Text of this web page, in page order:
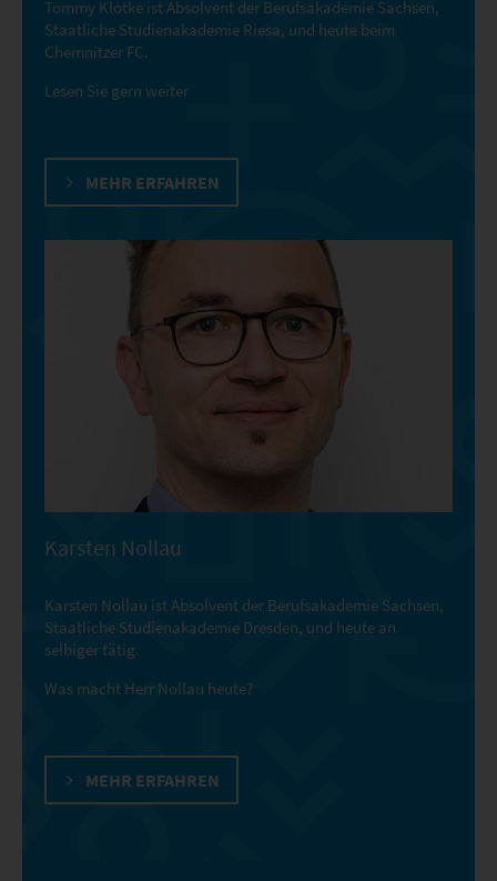
Tommy Klotke ist Absolvent der Berufsakademie Sachsen,
Staatliche Studienakademie Riesa, und heute beim
Chemnitzer FC.
Lesen Sie gern weiter
MEHR ERFAHREN
Karsten Nollau
Karsten Nollau ist Absolvent der Berufsakademie Sachsen,
Staatliche Studienakademie Dresden, und heute an
selbiger tätig.
Was macht Herr Nollau heute?
MEHR ERFAHREN